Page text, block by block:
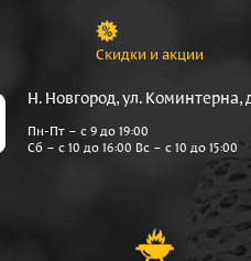
Скидки и акции
Н. Новгород, ул. Коминтерна,
Пн-Пт – с 9 до 19:00
Сб – с 10 до 16:00 Вс – с 10 до 15:00